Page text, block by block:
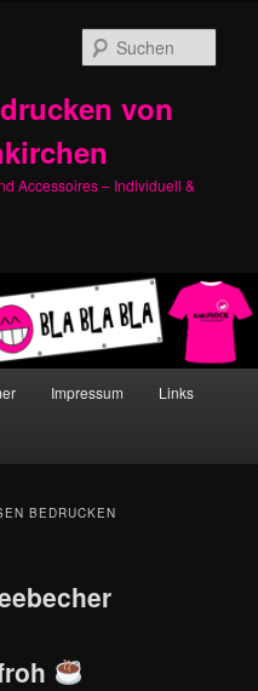
von
Accessoires – Individuell &
Impressum Links
BEDRUCKEN